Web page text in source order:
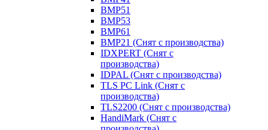
BMP51
BMP53
BMP61
BMP21 (Снят с производства)
IDXPERT (Снят с
производства)
IDPAL (Снят с производства)
TLS PC Link (Снят с
производства)
TLS2200 (Снят с производства)
HandiMark (Снят с